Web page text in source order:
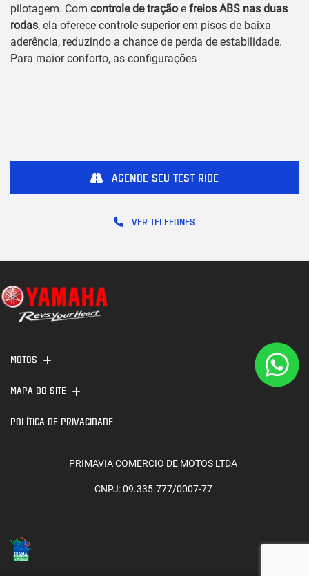
pilotagem. Com controle de tração e freios ABS nas duas
rodas, ela oferece controle superior em pisos de baixa
aderência, reduzindo a chance de perda de estabilidade.
Para maior conforto, as configurações
VER TELEFONES
AGENDE SEU TEST RIDE
MOTOS
MAPA DO SITE
POLÍTICA DE PRIVACIDADE
PRIMAVIA COMERCIO DE MOTOS LTDA
CNPJ: 09.335.777/0007-77